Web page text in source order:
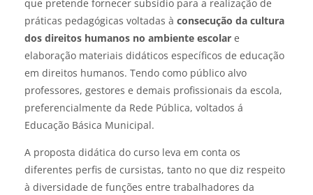
que pretende fornecer subsídio para a realização de
práticas pedagógicas voltadas à consecução da cultura
dos direitos humanos no ambiente escolar e
elaboração materiais didáticos específicos de educação
em direitos humanos. Tendo como público alvo
professores, gestores e demais profissionais da escola,
preferencialmente da Rede Pública, voltados á
Educação Básica Municipal.
A proposta didática do curso leva em conta os
diferentes perfis de cursistas, tanto no que diz respeito
à diversidade de funções entre trabalhadores da